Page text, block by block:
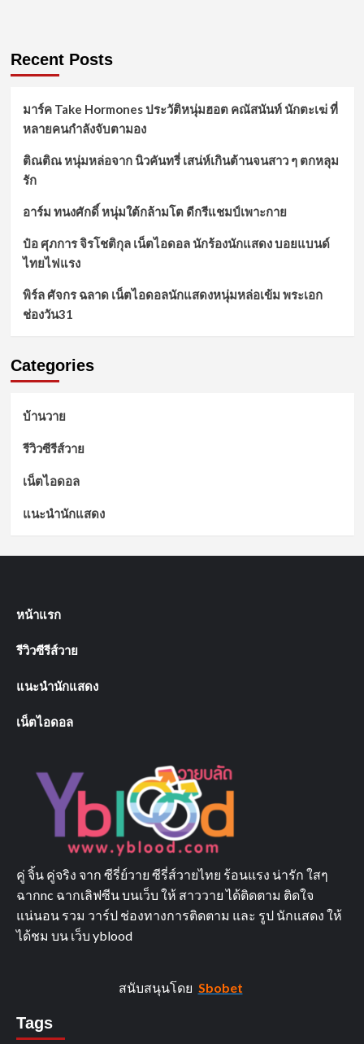
Recent Posts
มาร์ค Take Hormones ประวัติหนุ่มฮอต คณัสนันท์ นักตะเฆ่ ที่
หลายคนกำลังจับตามอง
ติณติณ หนุ่มหล่อจาก นิวคันทรี่ เสน่ห์เกินต้านจนสาว ๆ ตกหลุม
รัก
อาร์ม ทนงศักดิ์ หนุ่มใต้กล้ามโต ดีกรีแชมป์เพาะกาย
ป๋อ ศุภการ จิรโชติกุล เน็ตไอดอล นักร้องนักแสดง บอยแบนด์
ไทยไฟแรง
พิร์ล ศัจกร ฉลาด เน็ตไอดอลนักแสดงหนุ่มหล่อเข้ม พระเอก
ช่องวัน31
Categories
บ้านวาย
รีวิวซีรีส์วาย
เน็ตไอดอล
แนะนำนักแสดง
หน้าแรก
รีวิวซีรีส์วาย
แนะนำนักแสดง
เน็ตไอดอล
คู่ จิ้น คู่จริง จาก ซีรี่ย์วาย ซีรี่ส์วายไทย ร้อนแรง น่ารัก ใสๆ
ฉากnc ฉากเลิฟซีน บนเว็บ ให้ สาววาย ได้ติดตาม ติดใจ
แน่นอน รวม วาร์ป ช่องทางการติดตาม และ รูป นักแสดง ให้
ได้ชม บน เว็บ yblood
สนับสนุนโดย Sbobet
Tags